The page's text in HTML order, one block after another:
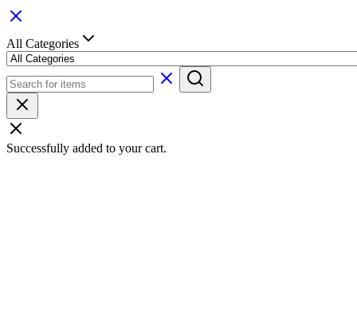
All Categories
Successfully added to your cart.